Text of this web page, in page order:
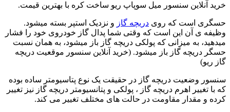
خرید آنلاین سنسور میل سوپاپ ریو ساخت کره با بهترین قیمت.
حسگری است که روی دریچه گاز و نزدیک استپر بسته میشود.
وظیفه ی آن این است که وقتی شما پدال گاز خودروی خود را فشار
میدهید، به میزانی که پولکی دریچه گاز باز میشود، به همان نسبت
حسگر دریچه گاز باز میشود. (خرید آنلاین سنسور موقعیت دریچه
گاز ریو)
سنسور وضعیت دریچه گاز در حقیقت یک نوع پتاسیومتر ساده بوده
که با تغییر اهرم دریچه گاز ، پولکی و پتانسیومتر دریچه گاز نیز تغییر
کرده و مقدار مقاومت در حالت های مختلف تغییر می کند.